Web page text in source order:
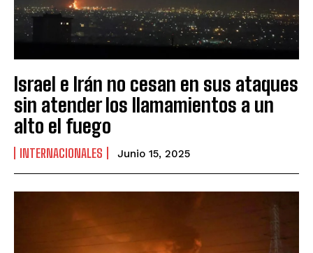
Israel e Irán no cesan en sus ataques
sin atender los llamamientos a un
alto el fuego
INTERNACIONALES Junio 15, 2025